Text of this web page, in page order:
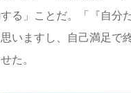
る」ことだ。
「『自分
いますし、自己満足で
た。